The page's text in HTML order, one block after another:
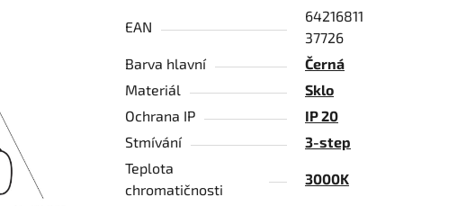
EAN
64216811
37726
Barva hlavní
Černá
Materiál
Sklo
Ochrana IP
IP 20
Stmívání
3-step
Teplota
chromatičnosti
3000K